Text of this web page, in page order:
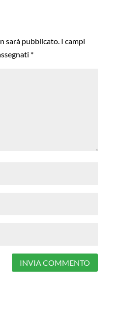
sarà pubblicato. I campi
*